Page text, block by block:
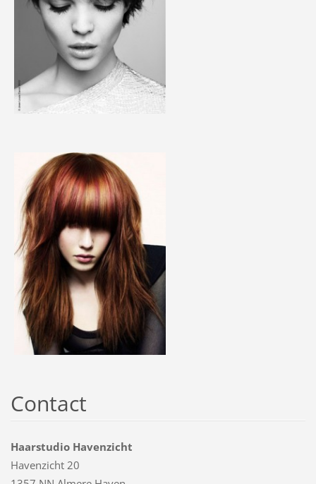
Contact
Haarstudio Havenzicht
Havenzicht 20